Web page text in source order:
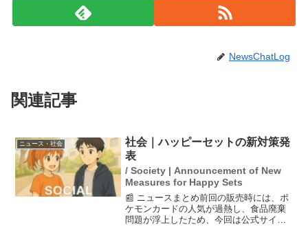
NewsChatLog
関連記事
ニュース・社会
社会｜ハッピーセットの新対策発
表
/ Society | Announcement of New
Measures for Happy Sets
📰 ニュースまとめ前回の販売時には、ポ
ケモンカードの人気が過熱し、食品廃棄
問題が浮上したため、今回は公式サイト